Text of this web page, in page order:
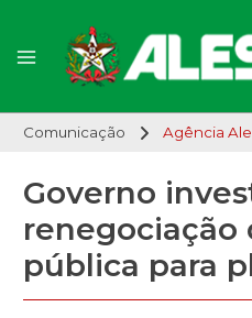
Comunicação Agência
Governo
renegociação
pública para